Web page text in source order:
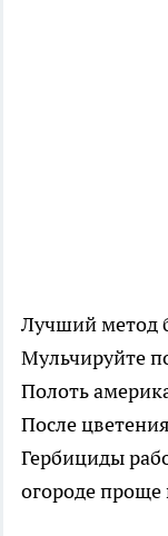
Лучший метод
Мульчируйте
Полоть
После
Гербициды
огороде проще